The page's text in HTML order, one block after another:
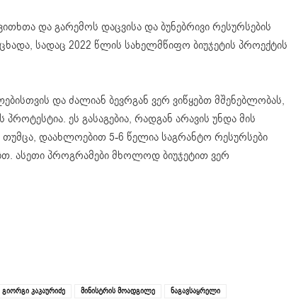
და გარემოს დაცვისა და ბუნებრივი რესურსების
სადაც 2022 წლის სახელმწიფო ბიუჯეტის პროექტის
და ძალიან ბევრგან ვერ ვიწყებთ მშენებლობას,
ეს გასაგებია, რადგან არავის უნდა მის
დაახლოებით 5-6 წელია საგრანტო რესურსები
ასეთი პროგრამები მხოლოდ ბიუჯეტით ვერ
გიორგი კაკაურიძე მინისტრის მოადგილე
ნაგავსაყრელი